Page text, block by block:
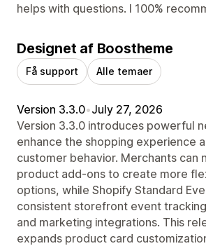
helps with questions. I 100%
Designet af Boostheme
Få support Alle temaer
Version 3.3.0•July 27, 2026
Version 3.3.0 introduces powerful
enhance the shopping experience
customer behavior. Merchants can
product add-ons to create more
options, while Shopify Standard
consistent storefront event
and marketing integrations. This
expands product card